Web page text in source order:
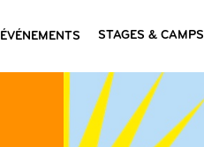
ÉVÉNEMENTS STAGES & CAMPS